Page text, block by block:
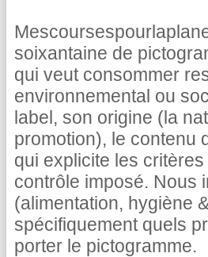
soixantaine de
qui veut consommer
environnemental ou
label, son origine (la
promotion), le contenu
qui explicite les
contrôle imposé. Nous
(alimentation, hygiène
spécifiquement quels
porter le pictogramme.